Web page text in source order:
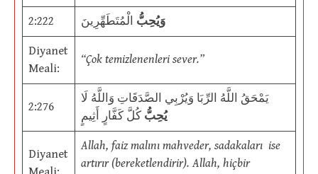
2:222 وَيُحِبُّ الْمُتَطَهِّرِينَ
Diyanet
Meali:
“Çok temizlenenleri sever.”
2:276
يَمْحَقُ اللَّهُ الرِّبَا وَيُرْبِي الصَّدَقَاتِ وَاللَّهُ لَا
يُحِبُّ كُلَّ كَفَّارٍ أَثِيمٍ
Diyanet
Allah, faiz malını mahveder, sadakaları ise
artırır (bereketlendirir). Allah, hiçbir